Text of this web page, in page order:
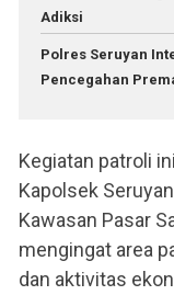
Adiksi
Polres Seruyan
Pencegahan
Kegiatan patroli
Kapolsek Seruyan
Kawasan Pasar
mengingat area
dan aktivitas